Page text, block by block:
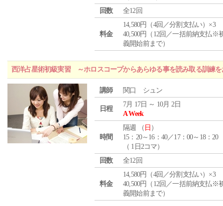
回数
全12回
料金
14,580円（4回／分割支払い）×3
40,500円（12回／一括前納支払※
義開始前まで）
西洋占星術初級実習 ～ホロスコープからあらゆる事を読み取る訓練を
講師 関口 シュン
日程
7月 17日 ～ 10月 2日
A Week
時間
隔週 （ 日 ）
15：20～16：40／17：00～18：20
（ 1日2コマ）
回数
全12回
料金
14,580円（4回／分割支払い）×3
40,500円（12回／一括前納支払※
義開始前まで）